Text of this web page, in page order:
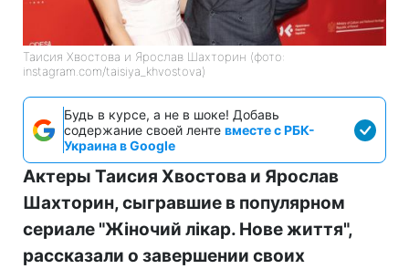
Таисия Хвостова и Ярослав Шахторин (фото:
instagram.com/taisiya_khvostova)
Будь в курсе, а не в шоке! Добавь
содержание своей ленте вместе с РБК-
Украина в Google
Актеры Таисия Хвостова и Ярослав
Шахторин, сыгравшие в популярном
сериале "Жіночий лікар. Нове життя",
рассказали о завершении своих